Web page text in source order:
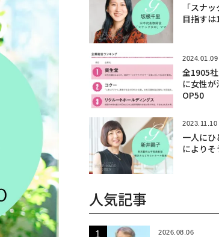
「スナ
目指す
2024.01.09
全1905
に女性
OP50
2023.11.10
一人に
によりそ
人気記事
2026.08.06